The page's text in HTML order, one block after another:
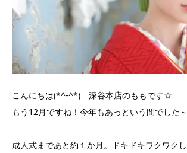
こんにちは(*^-^*) 深谷本店のももです☆
もう12月ですね！今年もあっという間でした～
成人式まであと約１か月。ドキドキワクワク